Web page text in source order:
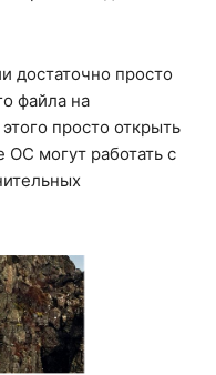
достаточно просто
файла на
просто открыть
могут работать с